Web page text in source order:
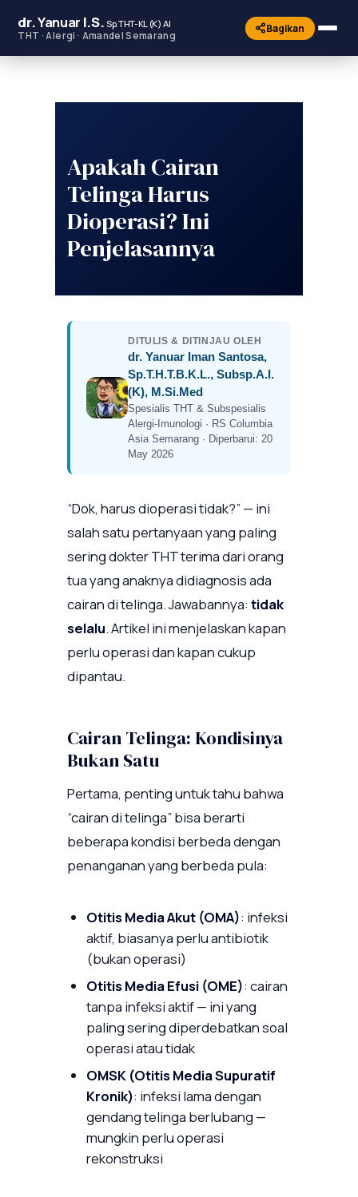
dr.Yanuar I.S.Sp.THT-KL (K) AI
THT · Alergi · Amandel Semarang
Bagikan
Apakah Cairan
Telinga Harus
Dioperasi? Ini
Penjelasannya
DITULIS & DITINJAU OLEH
dr. Yanuar Iman Santosa,
Sp.T.H.T.B.K.L., Subsp.A.I.
(K), M.Si.Med
Spesialis THT & Subspesialis
Alergi-Imunologi · RS Columbia
Asia Semarang · Diperbarui: 20
May 2026
“Dok, harus dioperasi tidak?” — ini
salah satu pertanyaan yang paling
sering dokter THT terima dari orang
tua yang anaknya didiagnosis ada
cairan di telinga. Jawabannya:tidak
selalu. Artikel ini menjelaskan kapan
perlu operasi dan kapan cukup
dipantau.
Cairan Telinga: Kondisinya
Bukan Satu
Pertama, penting untuk tahu bahwa
“cairan di telinga” bisa berarti
beberapa kondisi berbeda dengan
penanganan yang berbeda pula:
Otitis Media Akut (OMA): infeksi
aktif, biasanya perlu antibiotik
(bukan operasi)
Otitis Media Efusi (OME): cairan
tanpa infeksi aktif — ini yang
paling sering diperdebatkan soal
operasi atau tidak
OMSK (Otitis Media Supuratif
Kronik): infeksi lama dengan
gendang telinga berlubang —
mungkin perlu operasi
rekonstruksi